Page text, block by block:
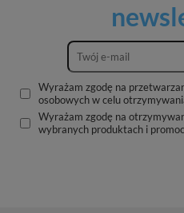
Wyrażam zgodę na
osobowych w celu
Wyrażam zgodę na
wybranych produktach i